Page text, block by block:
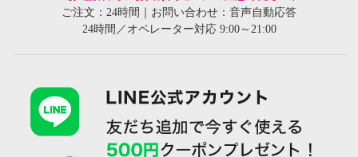
ご注文：24時間｜お問い合わせ：音声自動応答
24時間／オペレーター対応 9:00～21:00